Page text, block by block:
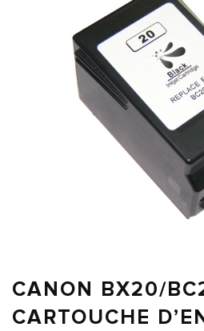
CANON BX20/
CARTOUCHE